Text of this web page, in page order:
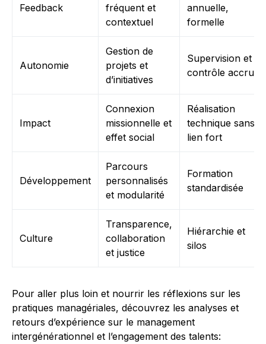
Feedback
fréquent et
contextuel
annuelle,
formelle
Autonomie
Gestion de
projets et
d’initiatives
Supervision et
contrôle accru
Impact
Connexion
missionnelle et
effet social
Réalisation
technique sans
lien fort
Développement
Parcours
personnalisés
et modularité
Formation
standardisée
Culture
Transparence,
collaboration
et justice
Hiérarchie et
silos
Pour aller plus loin et nourrir les réflexions sur les
pratiques managériales, découvrez les analyses et
retours d’expérience sur le management
intergénérationnel et l’engagement des talents: